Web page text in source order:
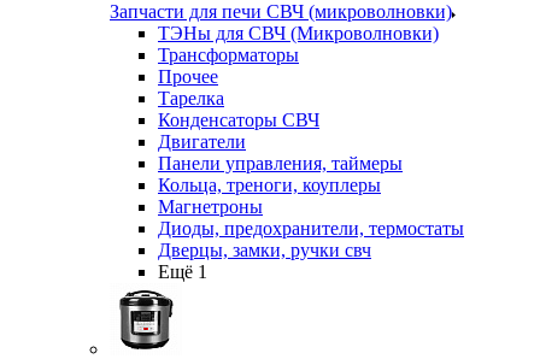
Запчасти для печи СВЧ (микроволновки)
ТЭНы для СВЧ (Микроволновки)
Трансформаторы
Прочее
Тарелка
Конденсаторы СВЧ
Двигатели
Панели управления, таймеры
Кольца, треноги, коуплеры
Магнетроны
Диоды, предохранители, термостаты
Дверцы, замки, ручки свч
Ещё 1